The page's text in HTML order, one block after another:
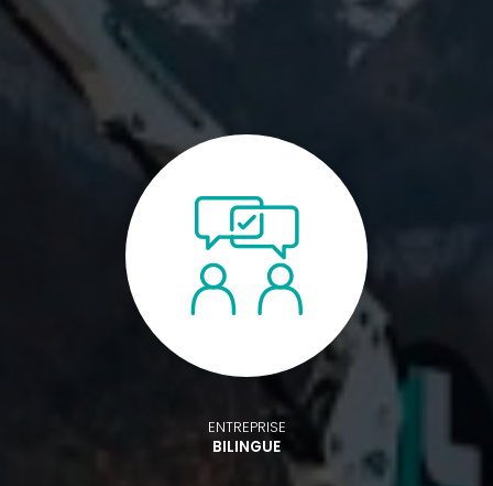
ENTREPRISE
BILINGUE